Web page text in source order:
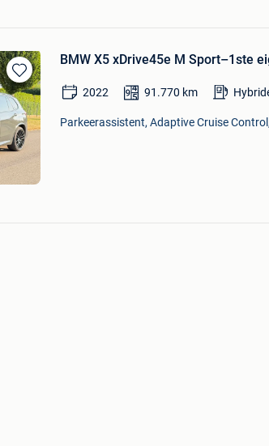
Bewaren
in
Mijn
Favorieten
BMW X5 xDrive45e M Sport–1ste
2022 91.770 km
Parkeerassistent, Adaptive Cruise